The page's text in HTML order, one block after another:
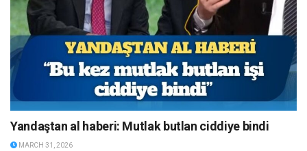
Yandaştan al haberi: Mutlak butlan ciddiye bindi
MARCH 31, 2026